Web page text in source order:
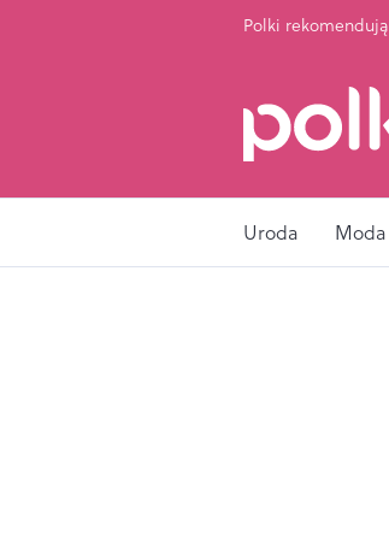
Polki rekomendują
Uroda Moda